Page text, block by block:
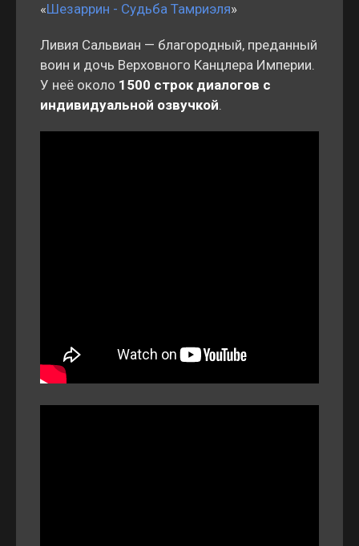
«Шезаррин - Судьба Тамриэля»
Ливия Сальвиан — благородный, преданный
воин и дочь Верховного Канцлера Империи.
У неё около 1500 строк диалогов с
индивидуальной озвучкой.